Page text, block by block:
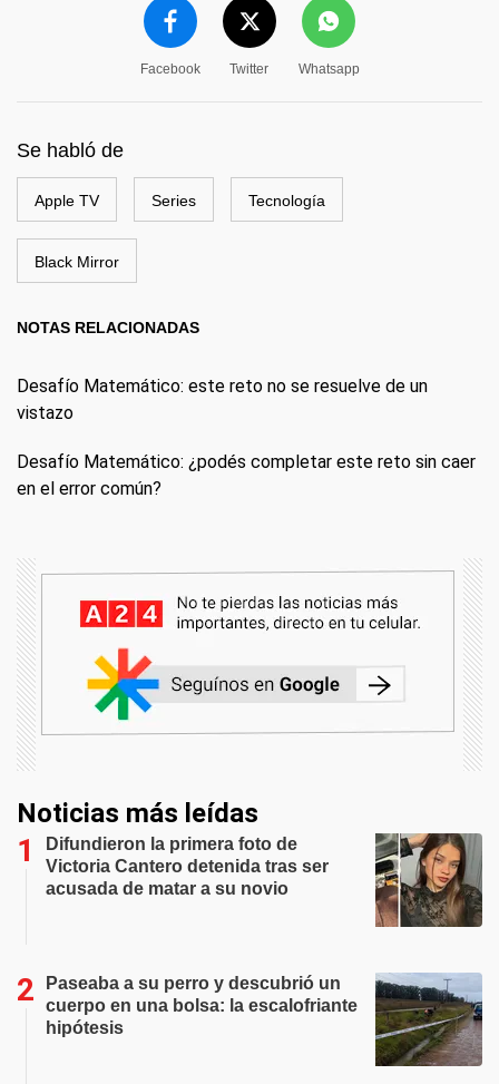
Facebook Twitter Whatsapp
Se habló de
Apple TV Series Tecnología
Black Mirror
NOTAS RELACIONADAS
Desafío Matemático: este reto no se resuelve de un
vistazo
Desafío Matemático: ¿podés completar este reto sin caer
en el error común?
Noticias más leídas
Difundieron la primera foto de
Victoria Cantero detenida tras ser
acusada de matar a su novio
Paseaba a su perro y descubrió un
cuerpo en una bolsa: la escalofriante
hipótesis